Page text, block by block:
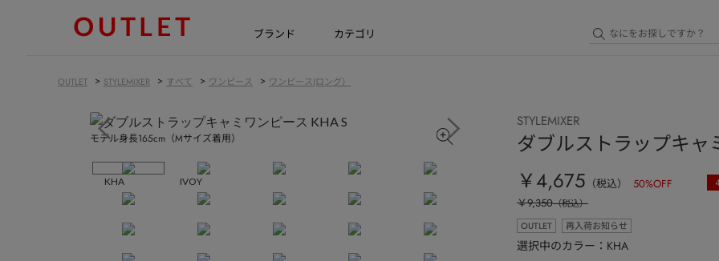
ブランド カテゴリ
OUTLET > STYLEMIXER > すべて > ワンピース > ワンピース(ロング）
モデル身長165cm（Mサイズ着用）
KHA IVOY
STYLEMIXER
ダブルストラップキャ
￥4,675 （税込） 50%OFF
￥9,350（税込）
OUTLET
再入荷お知らせ
選択中のカラー：KHA